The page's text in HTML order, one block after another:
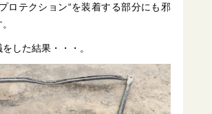
ロテクション“を装着する部分にも邪
した結果・・・。